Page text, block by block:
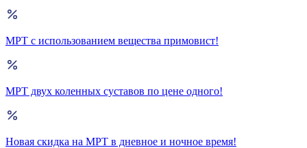
МРТ с использованием вещества примовист!
МРТ двух коленных суставов по цене одного!
Новая скидка на МРТ в дневное и ночное время!